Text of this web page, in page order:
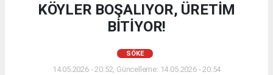
KÖYLER BOŞALIYOR, ÜRETİM
BİTİYOR!
SÖKE
14.05.2026 - 20:52, Güncelleme: 14.05.2026 - 20:54